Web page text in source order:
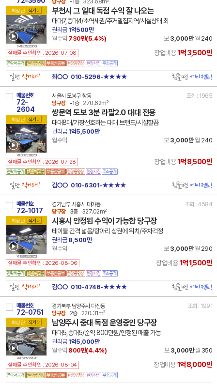
최상단 직거래
14 41192 7852 260707 101
당구장
-1층 323.68m²
부천시 그 일대 독점 수익 잘 나오는
대대7,중대4/초역세권/주거밀집지역/시설상태 최
권리금1억500만
월수익 730만(5.4%) 보 3,000만 월 240
실매물 주인확인 : 2026-07-08 창업비용1억3,500만
일단직거래! 최○○ 010-5296-★★★★ 힘들면에이전트!
매물번호
72-
2604
최상단 직거래
14 11320 7852 260625 101
서울시 도봉구 창동
조회 : 1965
당구장
-1층 270.62m²
쌍문역 도보 3분 라팔2.0 대대 전용
대대8대/가장선호하는 대대 브랜드/시설깔끔
권리금1억5,500만
월수익
보 3,000만 월 240
실매물 주인확인 : 2026-07-28 창업비용1억8,500만
일단직거래! 김○○ 010-6301-★★★★ 힘들면에이전트!
매물번호
72-1017
최상단 직거래
14 41390 7852 260605 101
경기남부 시흥시 대야동
조회 : 4584
당구장
3층 327.02m²
시흥시 안정된 수익이 가능한 당구장
테이블 간격 넓음/항아리 상권에 위치/주차걱정
권리금8,500만
월수익
보3,000만 월 290
실매물 주인확인 : 2026-08-06 창업비용1억1,500만
일단직거래! 김○○ 010-4746-★★★★ 힘들면에이전트!
매물번호
72-0751
최상단 직거래
14 41360 7852 260602 101
경기북부 남양주시 다산동
조회 : 1991
당구장
2층 220.31m²
남양주시 중대 독점 운영중인 당구장
대대5,중대5/순익 800만원/안정된 매출 가능
권리금1억5,000만
월수익 800만(4.4%) 보3,000만 월 350
실매물 주인확인 : 2026-08-04 창업비용1억8,000만